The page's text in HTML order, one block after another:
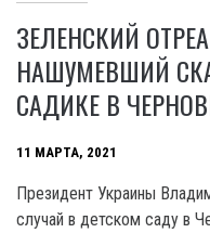
ЗЕЛЕНСКИЙ
НАШУМЕВШИЙ
САДИКЕ В
11 МАРТА, 2021
Президент Украины
случай в детском саду в